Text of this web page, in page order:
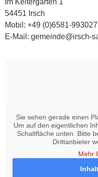
54451 Irsch
Mobil: +49 (0)6581-993027
E-Mail: gemeinde@irsch-
Sie sehen gerade einen
Um auf den eigentlichen
Schaltfläche unten. Bitte
Drittanbieter
Mehr